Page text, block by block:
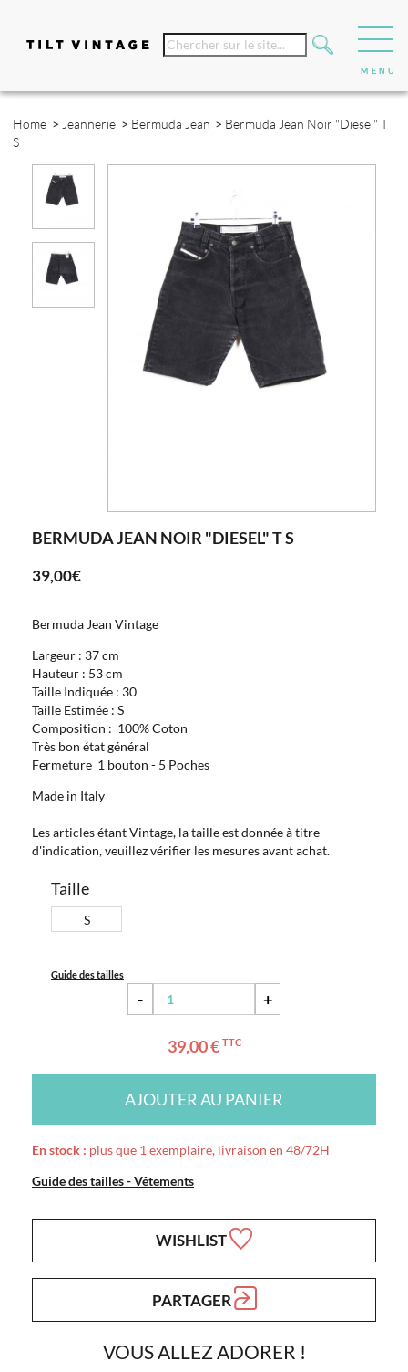
Home > Jeannerie > Bermuda Jean > Bermuda Jean Noir "Diesel" T
S
BERMUDA JEAN NOIR "DIESEL" T S
39,00€
Bermuda Jean Vintage
Largeur : 37 cm
Hauteur : 53 cm
Taille Indiquée : 30
Taille Estimée : S
Composition : 100% Coton
Très bon état général
Fermeture 1 bouton - 5 Poches
Made in Italy
Les articles étant Vintage, la taille est donnée à titre
d'indication, veuillez vérifier les mesures avant achat.
Taille
S
Guide des tailles
- +
39,00 € TTC
AJOUTER AU PANIER
En stock : plus que 1 exemplaire, livraison en 48/72H
Guide des tailles - Vêtements
WISHLIST
PARTAGER
VOUS ALLEZ ADORER !